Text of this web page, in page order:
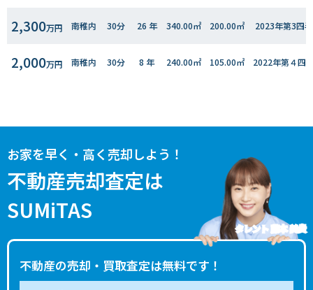
2,300万円 南稚内 30分 26 年 340.00㎡ 200.00㎡ 2023年第3四
2,000万円 南稚内 30分 8 年 240.00㎡ 105.00㎡ 2022年第４四
お家を早く・高く売却しよう！
不動産売却査定は
SUMiTAS
不動産の売却・買取査定は無料です！
タレント 藤本 美貴